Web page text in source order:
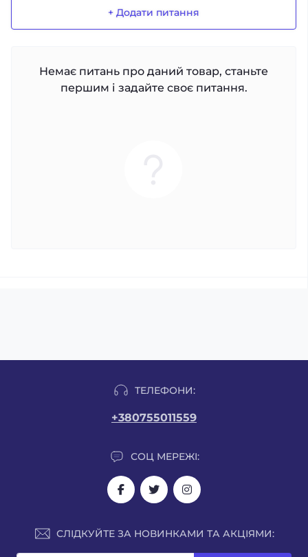
+ Додати питання
Немає питань про даний товар, станьте
першим і задайте своє питання.
ТЕЛЕФОНИ:
+380755011559
СОЦ МЕРЕЖІ:
СЛІДКУЙТЕ ЗА НОВИНКАМИ ТА АКЦІЯМИ: